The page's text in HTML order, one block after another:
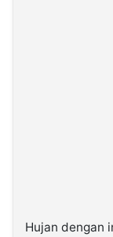
Hujan dengan